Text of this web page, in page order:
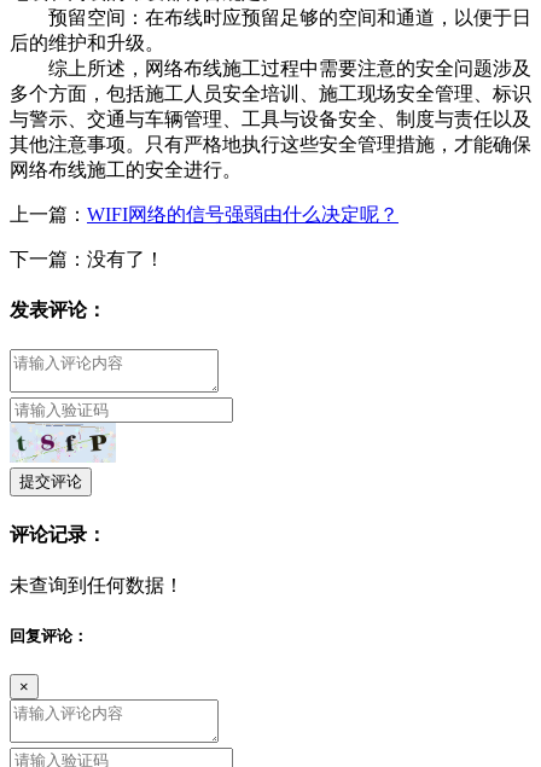
预留空间：在布线时应预留足够的空间和通道，以便于日
后的维护和升级。
综上所述，网络布线施工过程中需要注意的安全问题涉及
多个方面，包括施工人员安全培训、施工现场安全管理、标识
与警示、交通与车辆管理、工具与设备安全、制度与责任以及
其他注意事项。只有严格地执行这些安全管理措施，才能确保
网络布线施工的安全进行。
上一篇： WIFI网络的信号强弱由什么决定呢？
下一篇：没有了！
发表评论：
提交评论
评论记录：
未查询到任何数据！
回复评论：
×